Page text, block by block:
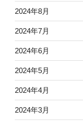
2024年8月
2024年7月
2024年6月
2024年5月
2024年4月
2024年3月